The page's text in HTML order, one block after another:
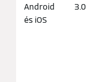
Android
és iOS
3.0